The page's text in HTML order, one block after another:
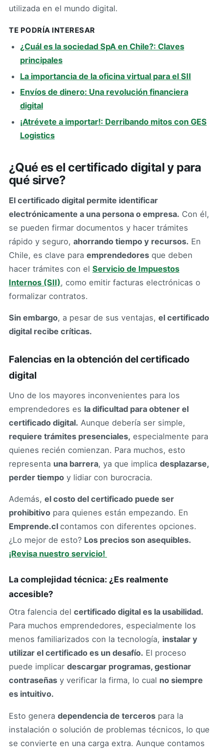
utilizada en el mundo digital.
TE PODRÍA INTERESAR
¿Cuál es la sociedad SpA en Chile?: Claves
principales
La importancia de la oficina virtual para el SII
Envíos de dinero: Una revolución financiera
digital
¡Atrévete a importar!: Derribando mitos con GES
Logistics
¿Qué es el certificado digital y para
qué sirve?
El certificado digital permite identificar
electrónicamente a una persona o empresa. Con él,
se pueden firmar documentos y hacer trámites
rápido y seguro, ahorrando tiempo y recursos. En
Chile, es clave para emprendedores que deben
hacer trámites con el Servicio de Impuestos
Internos (SII), como emitir facturas electrónicas o
formalizar contratos.
Sin embargo, a pesar de sus ventajas, el certificado
digital recibe críticas.
Falencias en la obtención del certificado
digital
Uno de los mayores inconvenientes para los
emprendedores es la dificultad para obtener el
certificado digital. Aunque debería ser simple,
requiere trámites presenciales, especialmente para
quienes recién comienzan. Para muchos, esto
representa una barrera, ya que implica desplazarse,
perder tiempo y lidiar con burocracia.
Además, el costo del certificado puede ser
prohibitivo para quienes están empezando. En
Emprende.cl contamos con diferentes opciones.
¿Lo mejor de esto? Los precios son asequibles.
¡Revisa nuestro servicio!
La complejidad técnica: ¿Es realmente
accesible?
Otra falencia del certificado digital es la usabilidad.
Para muchos emprendedores, especialmente los
menos familiarizados con la tecnología, instalar y
utilizar el certificado es un desafío. El proceso
puede implicar descargar programas, gestionar
contraseñas y verificar la firma, lo cual no siempre
es intuitivo.
Esto genera dependencia de terceros para la
instalación o solución de problemas técnicos, lo que
se convierte en una carga extra. Aunque contamos